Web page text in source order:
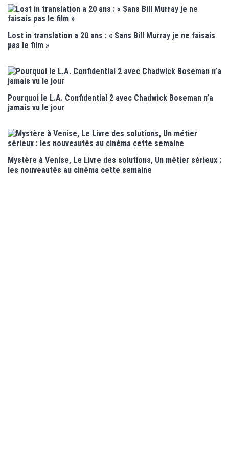
Lost in translation a 20 ans : « Sans Bill Murray je ne faisais
pas le film »
Pourquoi le L.A. Confidential 2 avec Chadwick Boseman n’a
jamais vu le jour
Mystère à Venise, Le Livre des solutions, Un métier sérieux :
les nouveautés au cinéma cette semaine